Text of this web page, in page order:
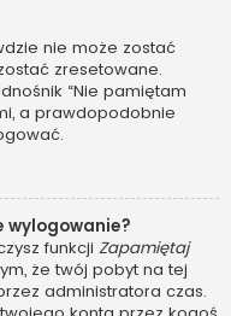
nie może zostać
zresetowane.
“Nie pamiętam
a prawdopodobnie
wylogowanie?
funkcji Zapamiętaj
że twój pobyt na tej
administratora czas.